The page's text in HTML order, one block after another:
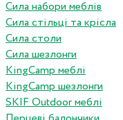
Сила набори меблів
Сила стільці та крісла
Сила столи
Сила шезлонги
KingCamp меблі
KingCamp шезлонги
SKIF Outdoor меблі